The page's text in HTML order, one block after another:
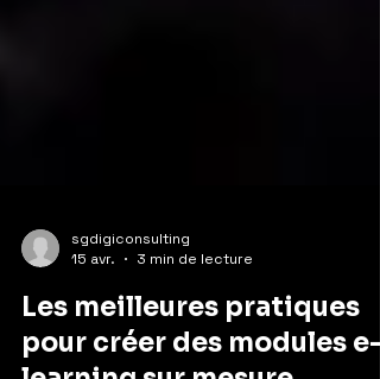
sgdigiconsulting
15 avr.
3 min de lecture
Les meilleures pratiques